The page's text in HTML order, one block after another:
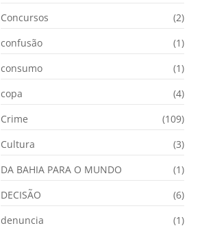
Concursos
(2)
confusão
(1)
consumo
(1)
copa
(4)
Crime
(109)
Cultura
(3)
DA BAHIA PARA O MUNDO
(1)
DECISÃO
(6)
denuncia
(1)